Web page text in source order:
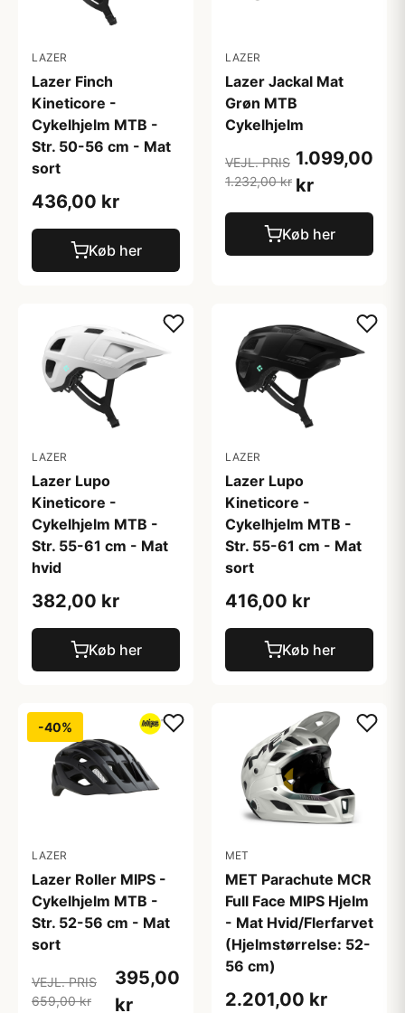
LAZER
Lazer Finch
Kineticore -
Cykelhjelm MTB -
Str. 50-56 cm - Mat
sort
436,00 kr
Køb her
LAZER
Lazer Jackal Mat
Grøn MTB
Cykelhjelm
VEJL. PRIS
1.232,00 kr
1.099,00
kr
Køb her
LAZER
Lazer Lupo
Kineticore -
Cykelhjelm MTB -
Str. 55-61 cm - Mat
hvid
382,00 kr
Køb her
LAZER
Lazer Lupo
Kineticore -
Cykelhjelm MTB -
Str. 55-61 cm - Mat
sort
416,00 kr
Køb her
-40%
LAZER
Lazer Roller MIPS -
Cykelhjelm MTB -
Str. 52-56 cm - Mat
sort
VEJL. PRIS
659,00 kr
395,00
kr
MET
MET Parachute MCR
Full Face MIPS Hjelm
- Mat Hvid/Flerfarvet
(Hjelmstørrelse: 52-
56 cm)
2.201,00 kr